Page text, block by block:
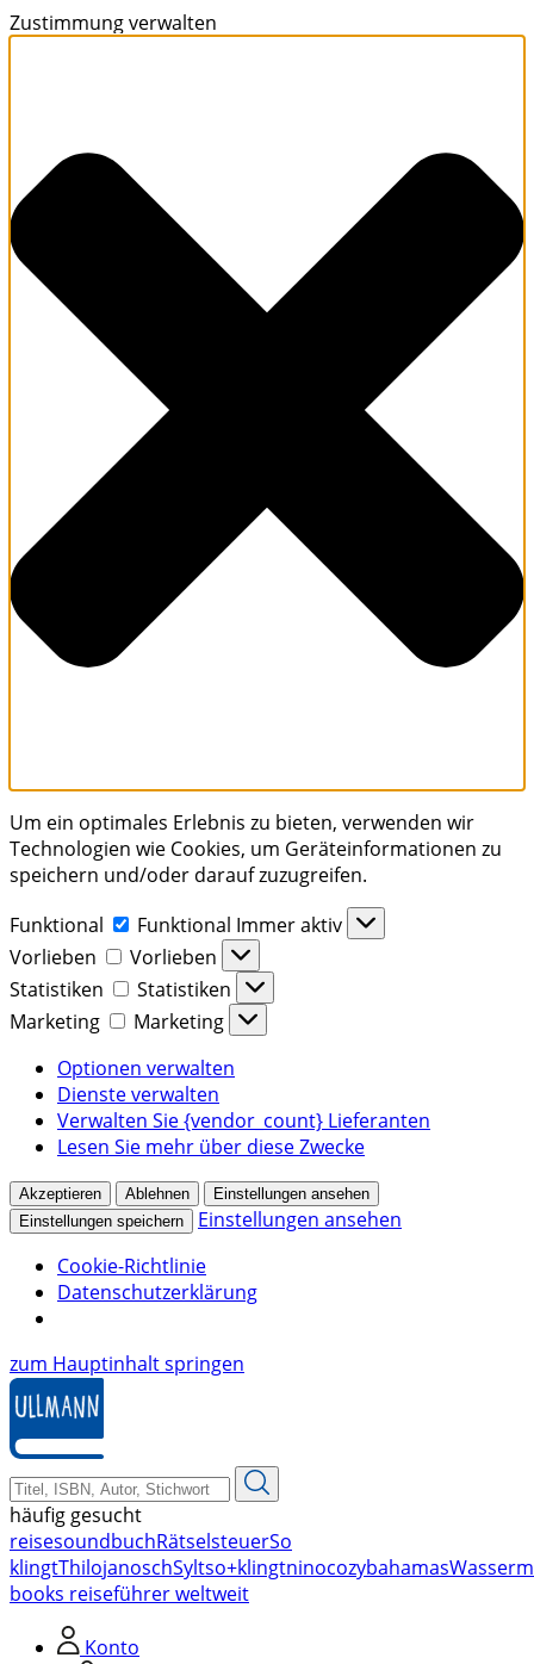
Zustimmung verwalten
Um ein optimales Erlebnis zu bieten, verwenden wir
Technologien wie Cookies, um Geräteinformationen zu
speichern und/oder darauf zuzugreifen.
Funktional
Funktional Immer aktiv
Vorlieben
Vorlieben
Statistiken
Statistiken
Marketing
Marketing
Optionen verwalten
Dienste verwalten
Verwalten Sie {vendor_count} Lieferanten
Lesen Sie mehr über diese Zwecke
Akzeptieren Ablehnen
Einstellungen ansehen
Einstellungen speichern
Einstellungen ansehen
Cookie-Richtlinie
Datenschutzerklärung
zum Hauptinhalt springen
häufig gesucht
reisesoundbuchRätselsteuerSo
klingtThilojanoschSyltso+klingtninocozybahamas
books reiseführer weltweit
Konto